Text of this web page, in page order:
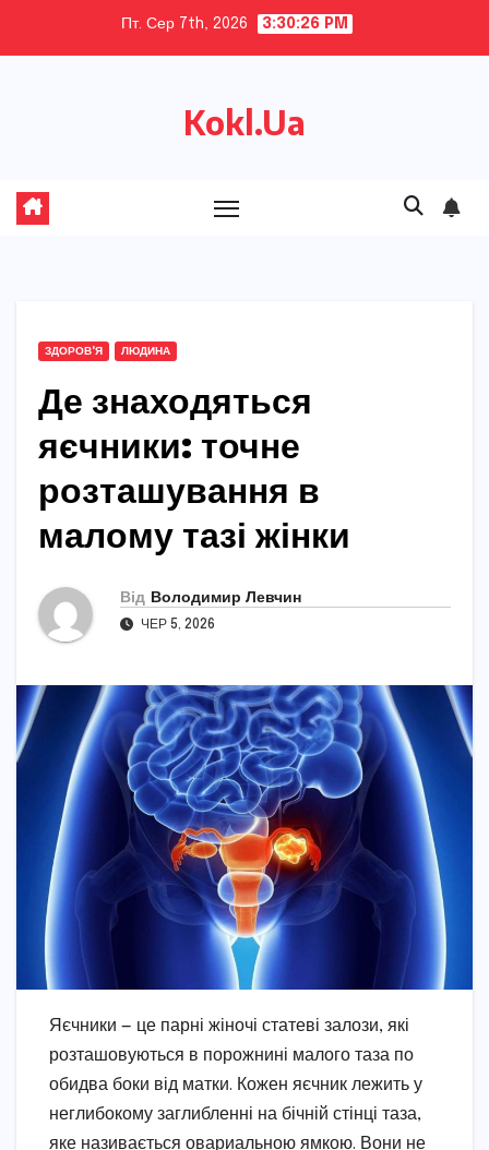
Пт. Сер 7th, 2026 3:30:27 PM
Kokl.Ua
ЗДОРОВ'Я ЛЮДИНА
Де знаходяться
яєчники: точне
розташування в
малому тазі жінки
Від Володимир Левчин
ЧЕР 5, 2026
Яєчники — це парні жіночі статеві залози, які
розташовуються в порожнині малого таза по
обидва боки від матки. Кожен яєчник лежить у
неглибокому заглибленні на бічній стінці таза,
яке називається овариальною ямкою. Вони не